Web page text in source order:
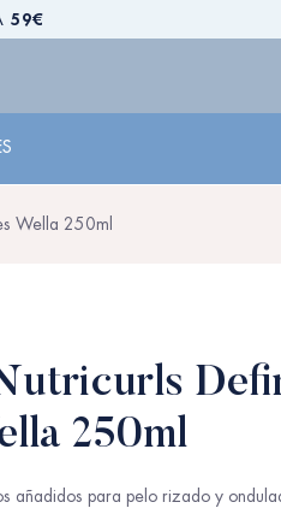
59€
Wella 250ml
250ml
añadidos para pelo rizado y